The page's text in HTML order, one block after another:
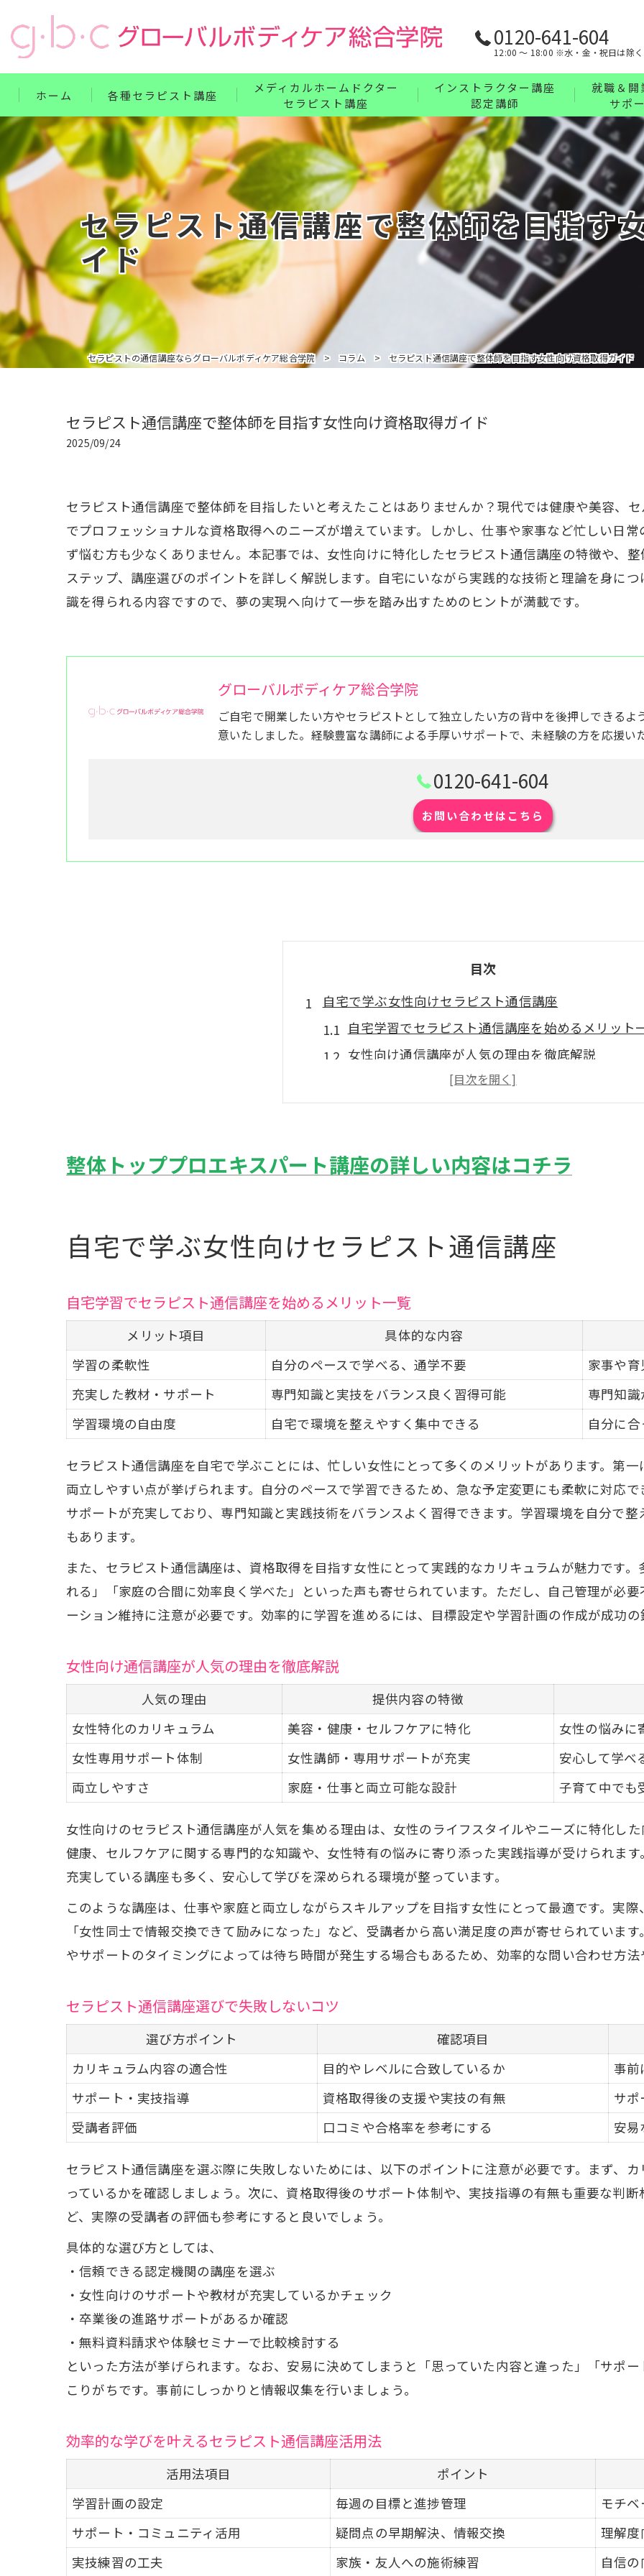
0120-641-604
12:00 〜 18:00 ※水・金・祝日は除く
ホーム 各種セラピスト講座
リンパ・ボディケア整体コース
フェイス・ヘッド・耳つぼコース
ハンドコース
フットコース
ベビー・腸もみコース
セット講座
メディカルホームドクター
セラピスト講座
セット講座
ホームドクター講座について
インストラクター講座
認定講師
リンパ・ボディケア・整体・腸もみインスト
フェイス・ヘッド・耳つぼインストラクター
ハンドインストラクターコース
フットインストラクターコース
まとめてお得なインストラクターセットコース
インストラクター講座について
インストラクターを追加受講の方はこちら
就職＆開
サポ
業界最強の
充実の教育
セラピスト通信講座で整体師を目指す
イド
セラピストの通信講座ならグローバルボディケア総合学院 コラム セラピスト通信講座で整体師を目指す女性向け資格取得ガイド
セラピスト通信講座で整体師を目指す女性向け資格取得ガイド
2025/09/24
セラピスト通信講座で整体師を目指したいと考えたことはありませんか？現代では健康や美容、
でプロフェッショナルな資格取得へのニーズが増えています。しかし、仕事や家事など忙しい日
ず悩む方も少なくありません。本記事では、女性向けに特化したセラピスト通信講座の特徴や、
ステップ、講座選びのポイントを詳しく解説します。自宅にいながら実践的な技術と理論を身に
識を得られる内容ですので、夢の実現へ向けて一歩を踏み出すためのヒントが満載です。
グローバルボディケア総合学院
ご自宅で開業したい方やセラピストとして独立したい方の背中を後押しできる
意いたしました。経験豊富な講師による手厚いサポートで、未経験の方を応援い
0120-641-604
お問い合わせはこちら
目次
自宅で学ぶ女性向けセラピスト通信講座
自宅学習でセラピスト通信講座を始めるメリット
女性向け通信講座が人気の理由を徹底解説
セラピスト通信講座選びで失敗しないコツ
効率的な学びを叶えるセラピスト通信講座活用法
整体師資格取得を目指す女性の新定番
整体師資格を取得するためのステップガイド
実践力を高める通信講座の学習ポイント
セラピスト通信講座で叶えるキャリア転身
キャリア転身を叶えるセラピスト通信講座比較
女性が整体師を目指す際の転身成功ポイント
通信講座で身につく整体師の実践的スキル
副業や独立開業を目指す女性のための講座活用法
女性のための整体師通信講座選びの極意
女性向けセラピスト通信講座選び方比較表
サポート体制が充実した講座の見極め方
整体師資格取得を目指す女性の講座選択ポイント
通信講座の口コミを活用した選び方の秘訣
忙しい女性でも続けやすい学習サイクル
通信講座が女性のスキマ時間活用に最適な理由
効率学習を支えるオンラインサポートの魅力
短期間で整体師資格を目指す学習法
資格取得後に広がる整体師の仕事と未来
整体師資格取得後の仕事の幅を比較表で紹介
女性整体師が活躍する分野とその魅力
資格取得後のキャリアアップ術
整体師として独立や副業を目指す女性の体験談
整体師の仕事が女性に選ばれる理由
整体トッププロエキスパート講座の詳しい内容はコチラ
自宅で学ぶ女性向けセラピスト通信講座
自宅学習でセラピスト通信講座を始めるメリット一覧
メリット項目
具体的な内容
学習の柔軟性
自分のペースで学べる、通学不要
家事や
充実した教材・サポート
専門知識と実技をバランス良く習得可能
専門知
学習環境の自由度
自宅で環境を整えやすく集中できる 自分に
セラピスト通信講座を自宅で学ぶことには、忙しい女性にとって多くのメリットがあります。第
両立しやすい点が挙げられます。自分のペースで学習できるため、急な予定変更にも柔軟に対応
サポートが充実しており、専門知識と実践技術をバランスよく習得できます。学習環境を自分で
もあります。
また、セラピスト通信講座は、資格取得を目指す女性にとって実践的なカリキュラムが魅力です
れる」「家庭の合間に効率良く学べた」といった声も寄せられています。ただし、自己管理が必
ーション維持に注意が必要です。効率的に学習を進めるには、目標設定や学習計画の作成が成功の
女性向け通信講座が人気の理由を徹底解説
人気の理由
提供内容の特徴
女性特化のカリキュラム
美容・健康・セルフケアに特化
女性の悩みに
女性専用サポート体制
女性講師・専用サポートが充実
安心して学べ
両立しやすさ
家庭・仕事と両立可能な設計 子育て中でも
女性向けのセラピスト通信講座が人気を集める理由は、女性のライフスタイルやニーズに特化し
健康、セルフケアに関する専門的な知識や、女性特有の悩みに寄り添った実践指導が受けられま
充実している講座も多く、安心して学びを深められる環境が整っています。
このような講座は、仕事や家庭と両立しながらスキルアップを目指す女性にとって最適です。実
「女性同士で情報交換できて励みになった」など、受講者から高い満足度の声が寄せられていま
やサポートのタイミングによっては待ち時間が発生する場合もあるため、効率的な問い合わせ方
セラピスト通信講座選びで失敗しないコツ
選び方ポイント
確認項目
カリキュラム内容の適合性
目的やレベルに合致しているか
事前
サポート・実技指導
資格取得後の支援や実技の有無
サ
受講者評価
口コミや合格率を参考にする 安
セラピスト通信講座を選ぶ際に失敗しないためには、以下のポイントに注意が必要です。まず、
っているかを確認しましょう。次に、資格取得後のサポート体制や、実技指導の有無も重要な判
ど、実際の受講者の評価も参考にすると良いでしょう。
具体的な選び方としては、
・信頼できる認定機関の講座を選ぶ
・女性向けのサポートや教材が充実しているかチェック
・卒業後の進路サポートがあるか確認
・無料資料請求や体験セミナーで比較検討する
といった方法が挙げられます。なお、安易に決めてしまうと「思っていた内容と違った」「サポ
こりがちです。事前にしっかりと情報収集を行いましょう。
効率的な学びを叶えるセラピスト通信講座活用法
活用法項目
ポイント
学習計画の設定
毎週の目標と進捗管理
モチ
サポート・コミュニティ活用
疑問点の早期解決、情報交換
理解度
実技練習の工夫
家族・友人への施術練習 自信